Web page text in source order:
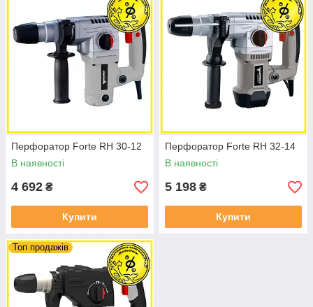
Перфоратор Forte RH 30-12
В наявності
4 692 ₴
Купити
Перфоратор Forte RH 32-14
В наявності
5 198 ₴
Купити
Топ продажів